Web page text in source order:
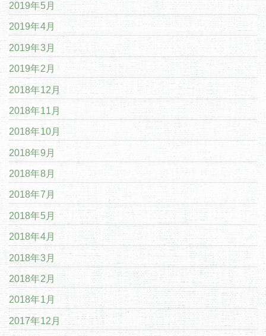
2019年5月
2019年4月
2019年3月
2019年2月
2018年12月
2018年11月
2018年10月
2018年9月
2018年8月
2018年7月
2018年5月
2018年4月
2018年3月
2018年2月
2018年1月
2017年12月